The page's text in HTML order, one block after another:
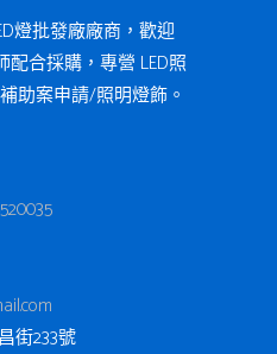
燈批發廠廠商，歡迎
合採購，專營 LED照
助案申請/照明燈飾。
街233號